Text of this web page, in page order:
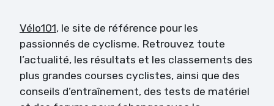
Vélo101, le site de référence pour les
passionnés de cyclisme. Retrouvez toute
l’actualité, les résultats et les classements des
plus grandes courses cyclistes, ainsi que des
conseils d’entraînement, des tests de matériel